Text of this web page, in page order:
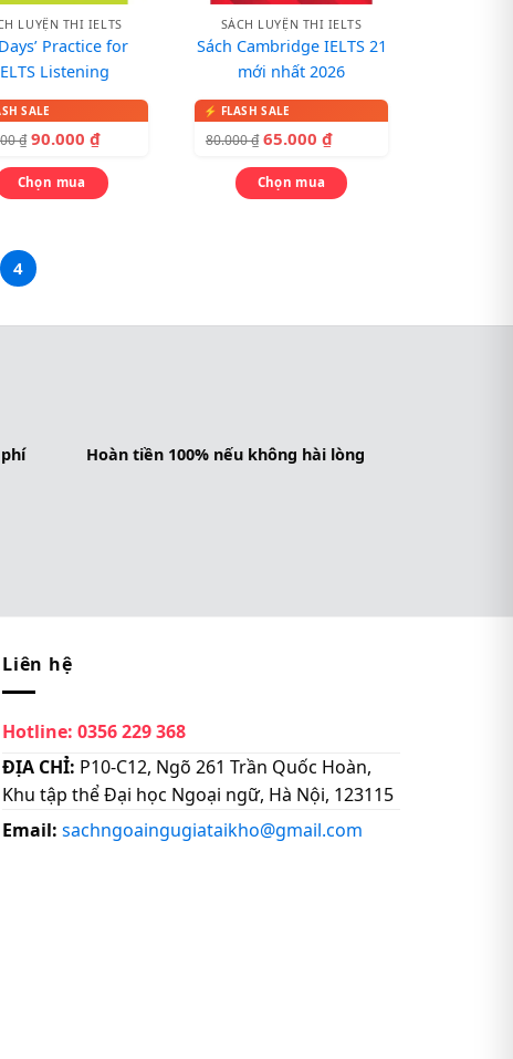
LUYỆN THI IELTS
Practice for
Listening
₫ 90.000₫
Chọn mua
SÁCH LUYỆN THI IELTS
Sách Cambridge IELTS 21
mới nhất 2026
80.000₫ 65.000₫
Chọn mua
4
Hoàn tiền 100% nếu không hài lòng
Liên hệ
Hotline: 0356 229 368
ĐỊA CHỈ: P10-C12, Ngõ 261 Trần Quốc Hoàn,
Khu tập thể Đại học Ngoại ngữ, Hà Nội, 123115
Email: sachngoaingugiataikho@gmail.com